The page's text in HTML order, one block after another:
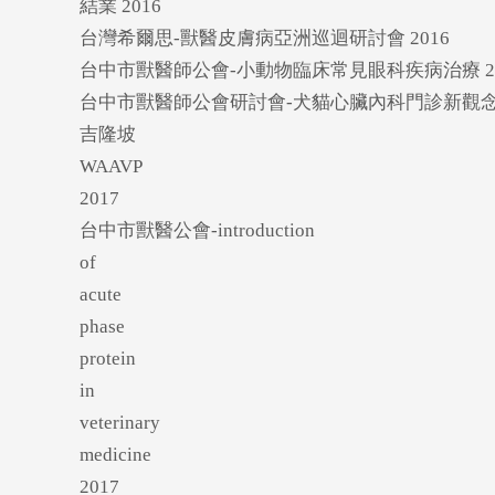
結業 2016
台灣希爾思-獸醫皮膚病亞洲巡迴研討會 2016
台中市獸醫師公會-小動物臨床常見眼科疾病治療
台中市獸醫師公會研討會-犬貓心臟內科門診新觀
吉隆坡
WAAVP
2017
台中市獸醫公會-introduction
of
acute
phase
protein
in
veterinary
medicine
2017